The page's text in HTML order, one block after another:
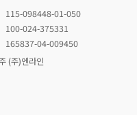
115-098448-01-050
100-024-375331
165837-04-009450
(주)엔라인